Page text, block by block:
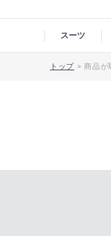
スーツ
トップ >商品が